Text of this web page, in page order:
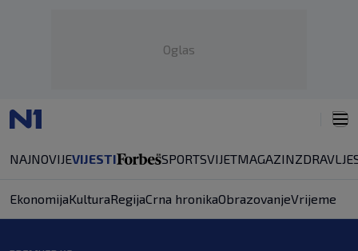
Oglas
NAJNOVIJEVIJESTI SPORTSVIJETMAGAZINZDRAVLJE
EkonomijaKulturaRegijaCrna hronikaObrazovanjeVrijeme